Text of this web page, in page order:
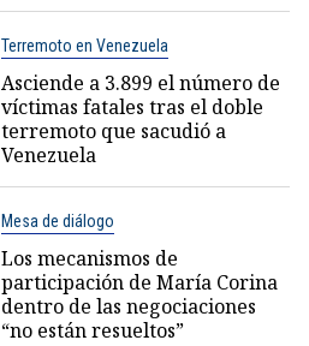
Terremoto en Venezuela
Asciende a 3.899 el número de
víctimas fatales tras el doble
terremoto que sacudió a
Venezuela
Mesa de diálogo
Los mecanismos de
participación de María Corina
dentro de las negociaciones
“no están resueltos”